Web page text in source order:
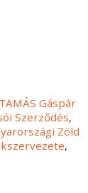
TAMÁS Gáspár
Szerződés,
Zöld
,